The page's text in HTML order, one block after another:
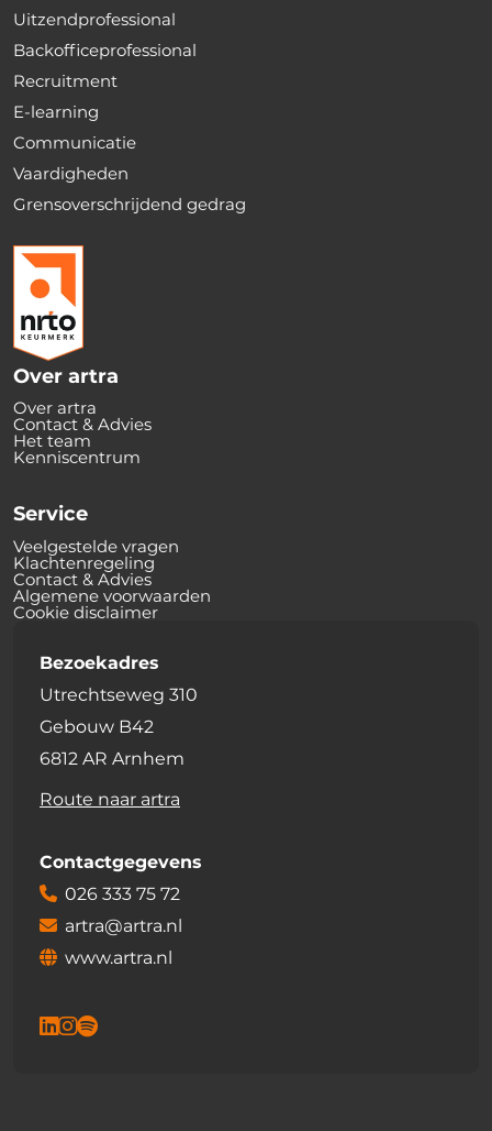
Uitzendprofessional
Backofficeprofessional
Recruitment
E-learning
Communicatie
Vaardigheden
Grensoverschrijdend gedrag
Over artra
Over artra
Contact & Advies
Het team
Kenniscentrum
Service
Veelgestelde vragen
Klachtenregeling
Contact & Advies
Algemene voorwaarden
Cookie disclaimer
Bezoekadres
Utrechtseweg 310
Gebouw B42
6812 AR Arnhem
Route naar artra
Contactgegevens
026 333 75 72
artra@artra.nl
www.artra.nl